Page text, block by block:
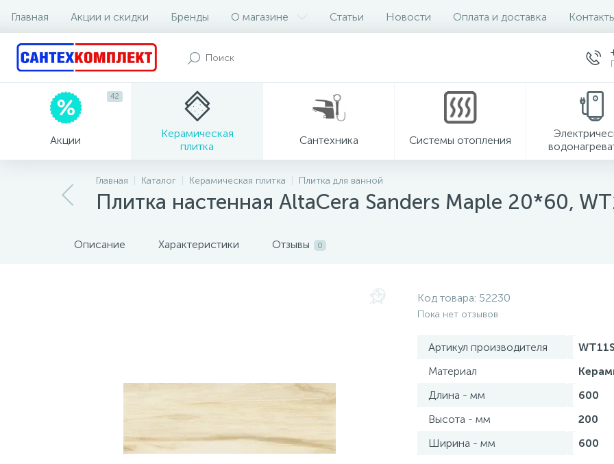
Главная Акции и скидки Бренды О магазине Статьи Новости Оплата и доставка
Акции
42
Керамическая
плитка
Сантехника Системы отопления
Главная Каталог Керамическая плитка Плитка для ванной
Плитка настенная AltaCera Sanders Maple 20*60,
Описание Характеристики Отзывы 0
Код товара: 52230
Пока нет отзывов
Артикул производителя
Материал
Длина - мм
600
Высота - мм
200
Ширина - мм
600